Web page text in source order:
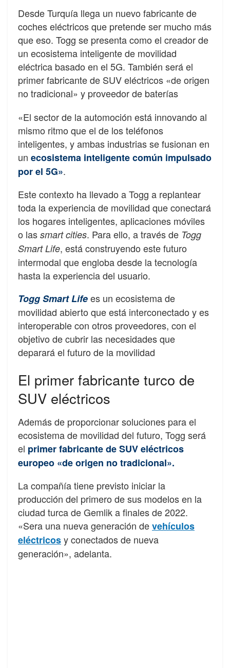
Desde Turquía llega un nuevo fabricante de
coches eléctricos que pretende ser mucho más
que eso. Togg se presenta como el creador de
un ecosistema inteligente de movilidad
eléctrica basado en el 5G. También será el
primer fabricante de SUV eléctricos «de origen
no tradicional» y proveedor de baterías
«El sector de la automoción está innovando al
mismo ritmo que el de los teléfonos
inteligentes, y ambas industrias se fusionan en
un ecosistema inteligente común impulsado
por el 5G».
Este contexto ha llevado a Togg a replantear
toda la experiencia de movilidad que conectará
los hogares inteligentes, aplicaciones móviles
o las smart cities. Para ello, a través de Togg
Smart Life, está construyendo este futuro
intermodal que engloba desde la tecnología
hasta la experiencia del usuario.
Togg Smart Lifees un ecosistema de
movilidad abierto que está interconectado y es
interoperable con otros proveedores, con el
objetivo de cubrir las necesidades que
deparará el futuro de la movilidad
El primer fabricante turco de
SUV eléctricos
Además de proporcionar soluciones para el
ecosistema de movilidad del futuro, Togg será
el primer fabricante de SUV eléctricos
europeo «de origen no tradicional».
La compañía tiene previsto iniciar la
producción del primero de sus modelos en la
ciudad turca de Gemlik a finales de 2022.
«Sera una nueva generación devehículos
eléctricosy conectados de nueva
generación», adelanta.